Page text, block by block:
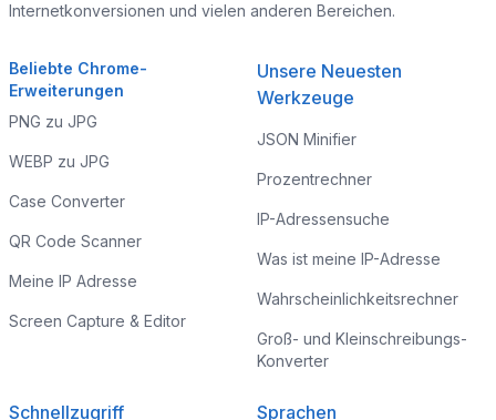
Internetkonversionen und vielen anderen Bereichen.
Beliebte Chrome-
Erweiterungen
PNG zu JPG
WEBP zu JPG
Case Converter
QR Code Scanner
Meine IP Adresse
Screen Capture & Editor
Unsere Neuesten
Werkzeuge
JSON Minifier
Prozentrechner
IP-Adressensuche
Was ist meine IP-Adresse
Wahrscheinlichkeitsrechner
Groß- und Kleinschreibungs-
Konverter
Schnellzugriff Sprachen